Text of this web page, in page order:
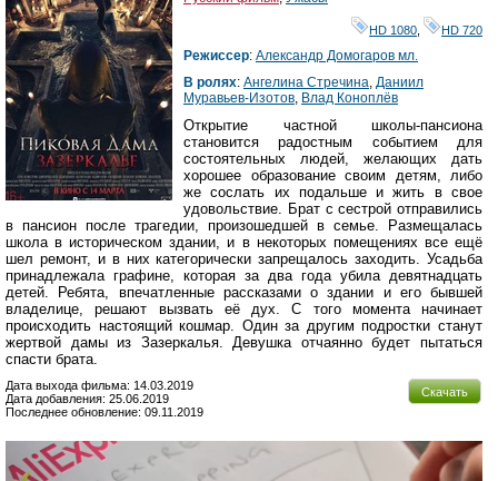
HD 1080 HD 720
Режиссер: Александр Домогаров мл.
В ролях: Ангелина Стречина Даниил
Муравьев-Изотов Влад Коноплёв
Открытие частной школы-пансиона
становится радостным событием для
состоятельных людей, желающих дать
хорошее образование своим детям, либо
же сослать их подальше и жить в свое
удовольствие. Брат с сестрой отправились
в пансион после трагедии, произошедшей в семье. Размещалась
школа в историческом здании, и в некоторых помещениях все ещё
шел ремонт, и в них категорически запрещалось заходить. Усадьба
принадлежала графине, которая за два года убила девятнадцать
детей. Ребята, впечатленные рассказами о здании и его бывшей
владелице, решают вызвать её дух. С того момента начинает
происходить настоящий кошмар. Один за другим подростки станут
жертвой дамы из Зазеркалья. Девушка отчаянно будет пытаться
спасти брата.
Скачать
Дата выхода фильма: 14.03.2019
Дата добавления: 25.06.2019
Последнее обновление: 09.11.2019